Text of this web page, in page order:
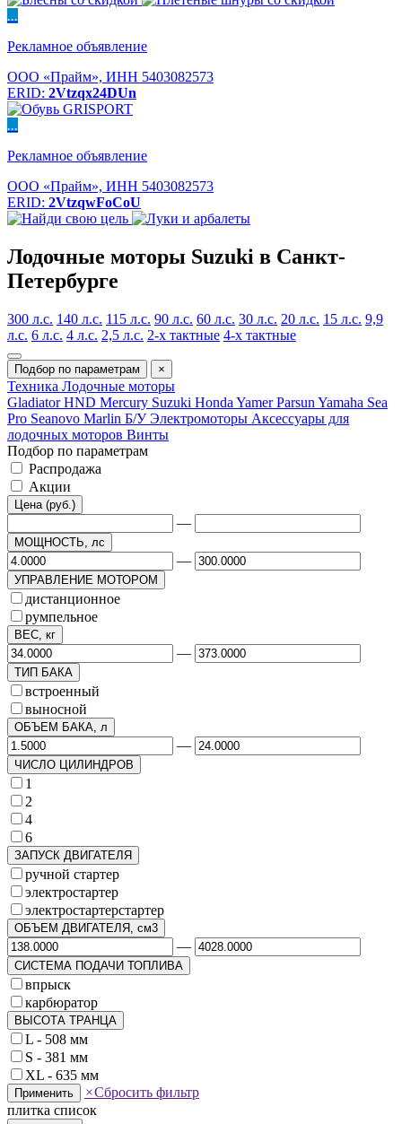
...
Рекламное объявление
ООО «Прайм», ИНН 5403082573
ERID: 2Vtzqx24DUn
...
Рекламное объявление
ООО «Прайм», ИНН 5403082573
ERID: 2VtzqwFoCoU
Лодочные моторы Suzuki в Санкт-
Петербурге
300 л.с. 140 л.с. 115 л.с. 90 л.с. 60 л.с. 30 л.с. 20 л.с. 15 л.с. 9,9
л.с. 6 л.с. 4 л.с. 2,5 л.с. 2-х тактные 4-х тактные
Подбор по параметрам ×
Техника Лодочные моторы
GladiatorHND Mercury Suzuki Honda YamerParsun Yamaha Sea
Pro Seanovo Marlin Б/УЭлектромоторы Аксессуары для
лодочных моторов Винты
Подбор по параметрам
Распродажа
Акции
Цена (руб.)
—
МОЩНОСТЬ, лс
—
УПРАВЛЕНИЕ МОТОРОМ
дистанционное
румпельное
ВЕС, кг
—
ТИП БАКА
встроенный
выносной
ОБЪЕМ БАКА, л
—
ЧИСЛО ЦИЛИНДРОВ
1
2
4
6
ЗАПУСК ДВИГАТЕЛЯ
ручной стартер
электростартер
электростартерстартер
ОБЪЕМ ДВИГАТЕЛЯ, см3
—
СИСТЕМА ПОДАЧИ ТОПЛИВА
впрыск
карбюратор
ВЫСОТА ТРАНЦА
L - 508 мм
S - 381 мм
XL - 635 мм
Применить ×Сбросить фильтр
плитка список